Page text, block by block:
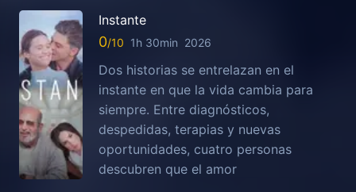
Instante
0 1h 30min 2026
Dos historias se entrelazan en el
instante en que la vida cambia para
siempre. Entre diagnósticos,
despedidas, terapias y nuevas
oportunidades, cuatro personas
descubren que el amor